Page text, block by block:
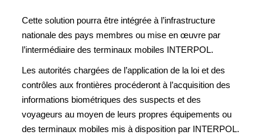
Cette solution pourra être intégrée à l’infrastructure
nationale des pays membres ou mise en œuvre par
l’intermédiaire des terminaux mobiles INTERPOL.
Les autorités chargées de l’application de la loi et des
contrôles aux frontières procéderont à l’acquisition des
informations biométriques des suspects et des
voyageurs au moyen de leurs propres équipements ou
des terminaux mobiles mis à disposition par INTERPOL.